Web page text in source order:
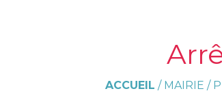
ACCUEIL / MAIRIE /